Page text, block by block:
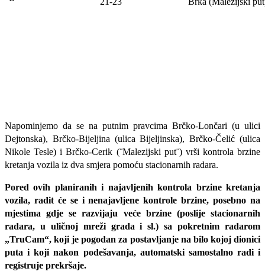
Napominjemo da se na putnim pravcima Brčko-Lončari (u ulici
Dejtonska), Brčko-Bijeljina (ulica Bijeljinska), Brčko-Čelić (ulica
Nikole Tesle) i Brčko-Cerik (¨Malezijski put¨) vrši kontrola brzine
kretanja vozila iz dva smjera pomoću stacionarnih radara.
Pored ovih planiranih i najavljenih kontrola brzine kretanja
vozila, radit će se i nenajavljene kontrole brzine, posebno na
mjestima gdje se razvijaju veće brzine (poslije stacionarnih
radara, u uličnoj mreži grada i sl.) sa pokretnim radarom
„TruCam“, koji je pogodan za postavljanje na bilo kojoj dionici
puta i koji nakon podešavanja, automatski samostalno radi i
registruje prekršaje.